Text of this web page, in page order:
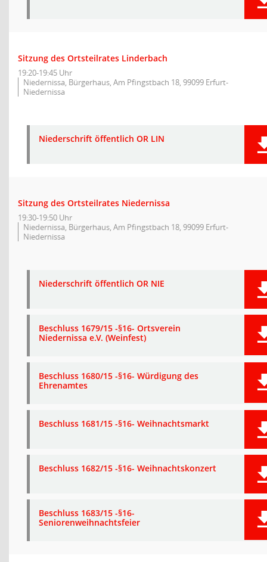
Sitzung des Ortsteilrates Linderbach
19:20-19:45 Uhr
Niedernissa, Bürgerhaus, Am Pfingstbach 18, 99099 Erfurt-
Niedernissa
Niederschrift öffentlich OR LIN
Sitzung des Ortsteilrates Niedernissa
19:30-19:50 Uhr
Niedernissa, Bürgerhaus, Am Pfingstbach 18, 99099 Erfurt-
Niedernissa
Niederschrift öffentlich OR NIE
Beschluss 1679/15 -§16- Ortsverein
Niedernissa e.V. (Weinfest)
Beschluss 1680/15 -§16- Würdigung des
Ehrenamtes
Beschluss 1681/15 -§16- Weihnachtsmarkt
Beschluss 1682/15 -§16- Weihnachtskonzert
Beschluss 1683/15 -§16-
Seniorenweihnachtsfeier